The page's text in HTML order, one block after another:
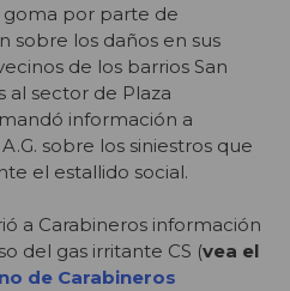
goma por parte de
sobre los daños en sus
de los barrios San
al sector de Plaza
información a
sobre los siniestros que
el estallido social.
a Carabineros información
del gas irritante CS (vea el
de Carabineros